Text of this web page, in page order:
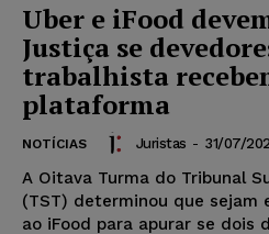
Uber e iFood
Justiça se
trabalhista
plataforma
NOTÍCIAS Juristas - 31/07/
A Oitava Turma do Tribunal
(TST) determinou que sejam
ao iFood para apurar se dois